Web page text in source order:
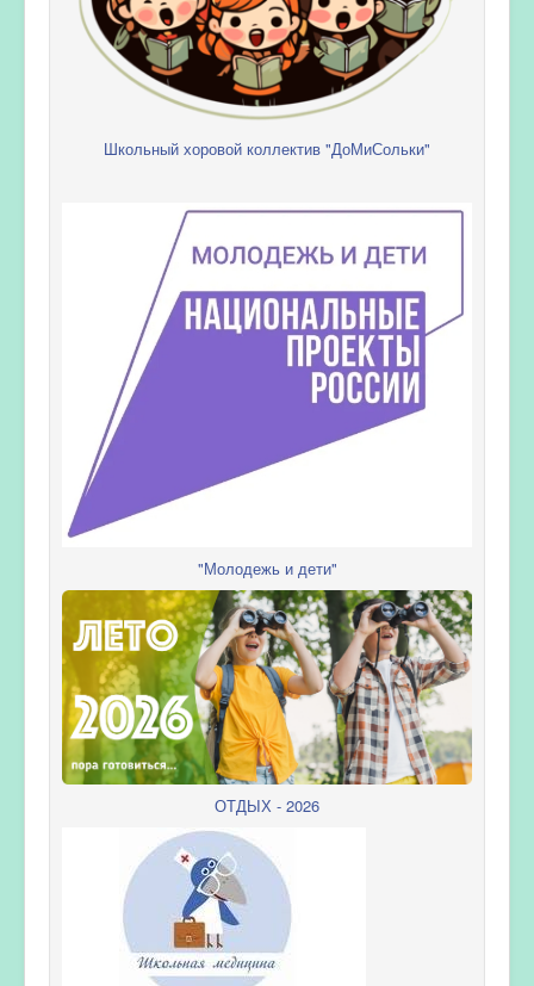
Школьный хоровой коллектив "ДоМиСольки"
"Молодежь и дети"
ОТДЫХ - 2026